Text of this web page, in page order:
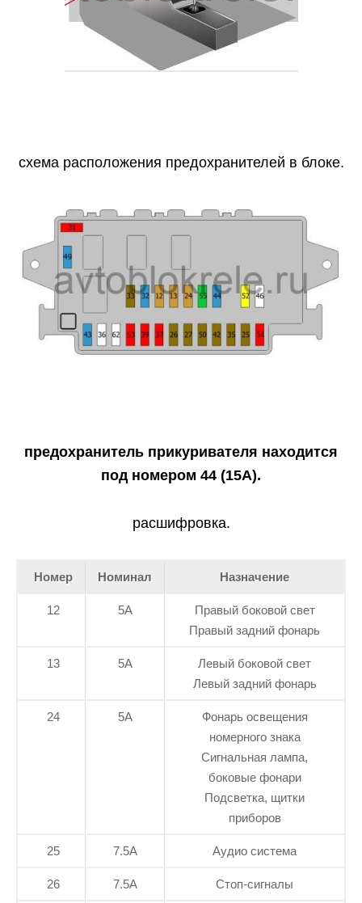
схема расположения предохранителей в блоке.
предохранитель прикуривателя находится
под номером 44 (15А).
расшифровка.
Номер Номинал Назначение
12 5А
Правый боковой свет
Правый задний фонарь
13 5А
Левый боковой свет
Левый задний фонарь
24 5А
Фонарь освещения
номерного знака
Сигнальная лампа,
боковые фонари
Подсветка, щитки
приборов
25 7.5А Аудио система
26 7.5А Стоп-сигналы